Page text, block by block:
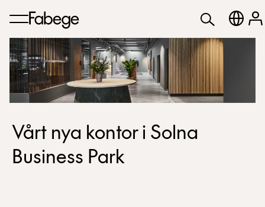
Vårt nya kontor i Solna
Business Park